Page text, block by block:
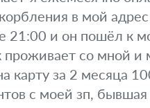
в мой адрес
21:00 и он пошёл к
со мной и
карту за 2 месяца
с моей зп, бывшая